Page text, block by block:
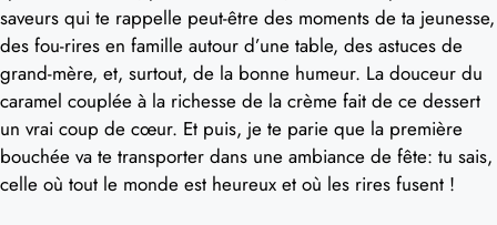
saveurs qui te rappelle peut-être des moments de ta jeunesse,
des fou-rires en famille autour d’une table, des astuces de
grand-mère, et, surtout, de la bonne humeur. La douceur du
caramel couplée à la richesse de la crème fait de ce dessert
un vrai coup de cœur. Et puis, je te parie que la première
bouchée va te transporter dans une ambiance de fête: tu sais,
celle où tout le monde est heureux et où les rires fusent !